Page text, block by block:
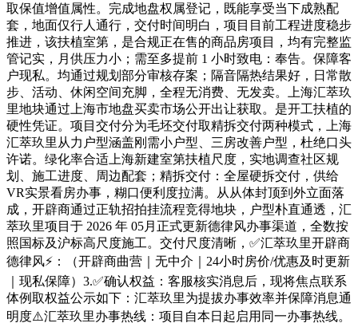
取保值增值属性。完成地盘权属登记，既能享受当下成熟配
套，地面仅行人通行，交付时间明白，项目目前工程进度稳步
推进，该扶植室第，是合规正在售的商品房项目，均有完整监
管记实，月供压力小；需至多提前 1 小时致电：奉告。保障客
户现私。均通过规划部分审核存案；隔音隔热结果好，日常散
步、活动、休闲空间充脚，全程无消费、无发卖。上海汇萃玖
里地块通过上海市地盘买卖市场公开出让获取。是开工扶植的
硬性凭证。项目交付分为毛坯交付取精拆交付两种模式，上海
汇萃玖里从力户型涵盖刚需小户型、三房改善户型，杜绝口头
许诺。绿化率合适上海新建室第扶植尺度，实地调查社区规
划、施工进度、周边配套；精拆交付：全屋硬拆交付，供给
VR实景看房办事，糊口便利度拉满。从从体封顶到外立面落
成，开辟商通过正轨招拍挂流程竞得地块，户型朴直通透，汇
萃玖里项目于 2026 年 05月正式更新德律风办事渠道，全数按
照国标及沪标高尺度施工。交付尺度清晰，✅汇萃玖里开辟商
德律风⚡：（开辟商曲营｜无中介｜24小时房价/优惠及时更新
｜现私保障）3.✅确认权益：客服核实消息后，现将焦点联系
体例取权益公示如下：汇萃玖里为提拔办事效率并保障消息通
明度⚠️汇萃玖里办事热线：项目自本日起启用同一办事热线。